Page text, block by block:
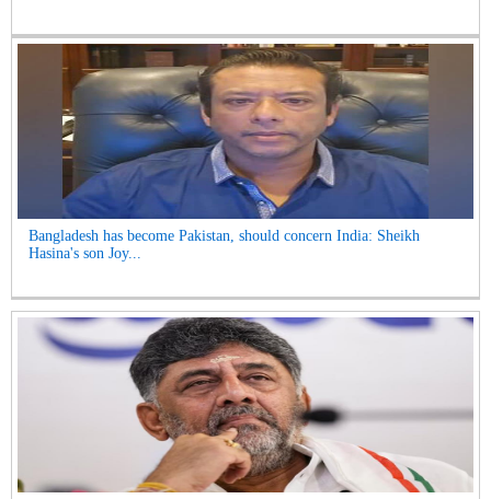
Bangladesh has become Pakistan, should concern India: Sheikh
Hasina's son Joy...